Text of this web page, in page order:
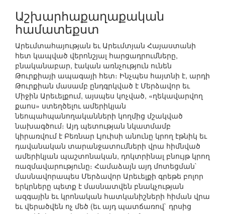
Աշխարհաքաղաքական
համատեքստ
Արեւմտահայության եւ Արեւմտյան Հայաստանի
հետ կապված վերոնշյալ հարցադրումները,
բնականաբար, էական առնչություն ունեն
Թուրքիայի ապագայի հետ։ Ինչպես հայտնի է, արդի
Թուրքիան մասամբ ընդգրկված է Մերձավոր եւ
Միջին Արեւելքում, այսպես կոչված, «ղեկավարվող
քաոս» ստեղծելու ամերիկյան
նեոպահպանողականների կողմից մշակված
նախագծում։ Այդ պետության նկատմամբ
կիրառվում է Բեռնար Լյուիսի անունը կրող էթնիկ եւ
դավանական տարանջատումների վրա հիմնված
ամերիկյան պաշտոնական, դոկտրինալ բնույթ կրող
ռազմավարությունը։ Համաձայն այդ մոտեցման`
մասնավորապես Մերձավոր Արեւելքի գրեթե բոլոր
երկրները պետք է մասնատվեն բնակչության
ազգային եւ կրոնական հատկանիշների հիման վրա
եւ վերածվեն ոչ մեծ (եւ այդ պատճառով` դրսից